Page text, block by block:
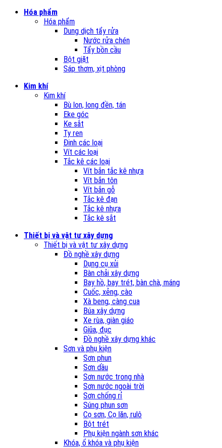
Hóa phẩm
Hóa phẩm
Dung dịch tẩy rửa
Nước rửa chén
Tẩy bồn cầu
Bột giặt
Sáp thơm, xịt phòng
Kim khí
Kim khí
Bù lon, long đền, tán
Eke góc
Ke sắt
Ty ren
Đinh các loại
Vít các loại
Tắc kê các loại
Vít bắn tắc kê nhựa
Vít bắn tôn
Vít bắn gỗ
Tắc kê đạn
Tắc kê nhựa
Tắc kê sắt
Thiết bị và vật tư xây dựng
Thiết bị và vật tư xây dựng
Đồ nghề xây dựng
Dụng cụ xủi
Bàn chải xây dựng
Bay hồ, bay trét, bàn chà, máng
Cuốc, xẻng, cào
Xà beng, càng cua
Búa xây dựng
Xe rùa, giàn giáo
Giũa, đục
Đồ nghề xây dựng khác
Sơn và phụ kiện
Sơn phun
Sơn dầu
Sơn nước trong nhà
Sơn nước ngoài trời
Sơn chống rỉ
Súng phun sơn
Cọ sơn, Cọ lăn, rulô
Bột trét
Phụ kiện ngành sơn khác
Khóa, ổ khóa và phụ kiện